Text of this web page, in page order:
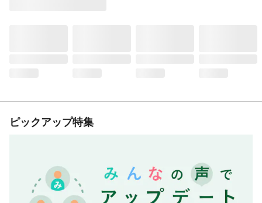
ピックアップ特集